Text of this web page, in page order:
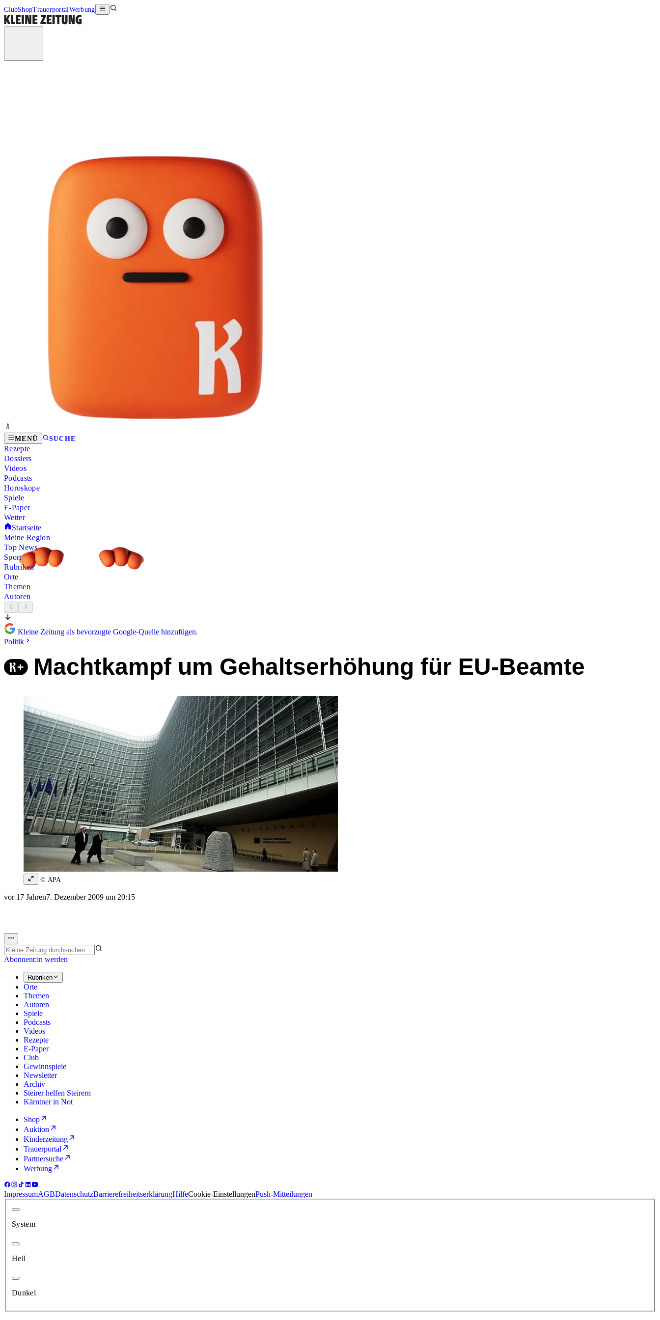
ClubShopTrauerportalWerbung
MENÜ SUCHE
Rezepte
Dossiers
Videos
Podcasts
Horoskope
Spiele
E-Paper
Wetter
Startseite
Meine Region
Top News
Sport
Rubriken
Orte
Themen
Autoren
Kleine Zeitung als bevorzugte Google-Quelle hinzufügen.
Politik
Machtkampf um Gehaltserhöhung für EU-Beamte
© APA
vor 17 Jahren7. Dezember 2009 um 20:15
Abonnent:in werden
Rubriken
Orte
Themen
Autoren
Spiele
Podcasts
Videos
Rezepte
E-Paper
Club
Gewinnspiele
Newsletter
Archiv
Steirer helfen Steirern
Kärntner in Not
Shop
Auktion
Kinderzeitung
Trauerportal
Partnersuche
Werbung
ImpressumAGBDatenschutzBarrierefreiheitserklärungHilfeCookie-EinstellungenPush-Mitteilungen
System
Hell
Dunkel